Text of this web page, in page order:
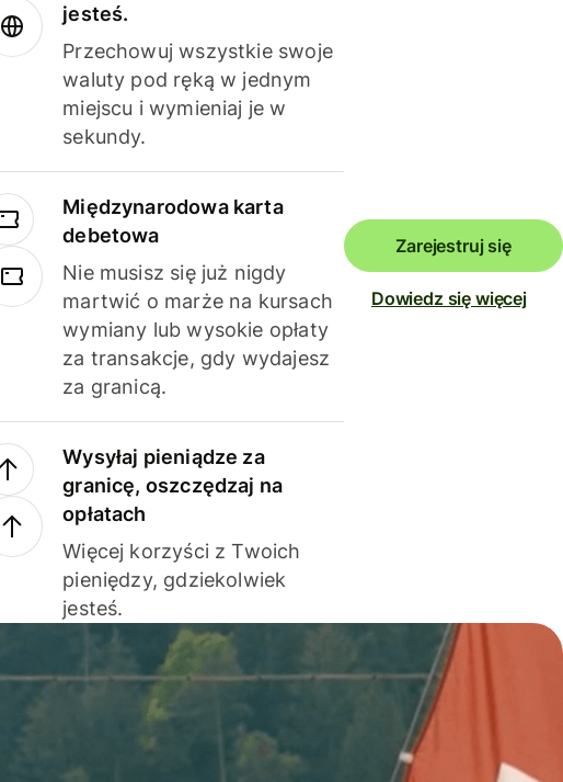
jesteś.
Przechowuj wszystkie swoje
waluty pod ręką w jednym
miejscu i wymieniaj je w
sekundy.
Międzynarodowa karta
debetowa
Nie musisz się już nigdy
martwić o marże na kursach
wymiany lub wysokie opłaty
za transakcje, gdy wydajesz
za granicą.
Wysyłaj pieniądze za
granicę, oszczędzaj na
opłatach
Więcej korzyści z Twoich
pieniędzy, gdziekolwiek
jesteś.
Zarejestruj się
Dowiedz się więcej